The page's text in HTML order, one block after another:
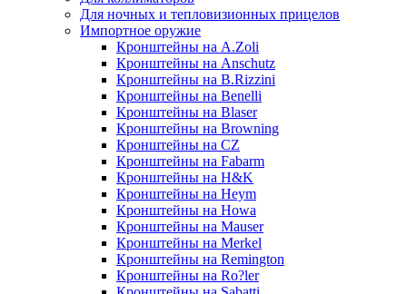
Для ночных и тепловизионных прицелов
Импортное оружие
Кронштейны на A.Zoli
Кронштейны на Anschutz
Кронштейны на B.Rizzini
Кронштейны на Benelli
Кронштейны на Blaser
Кронштейны на Browning
Кронштейны на CZ
Кронштейны на Fabarm
Кронштейны на H&K
Кронштейны на Heym
Кронштейны на Howa
Кронштейны на Mauser
Кронштейны на Merkel
Кронштейны на Remington
Кронштейны на Ro?ler